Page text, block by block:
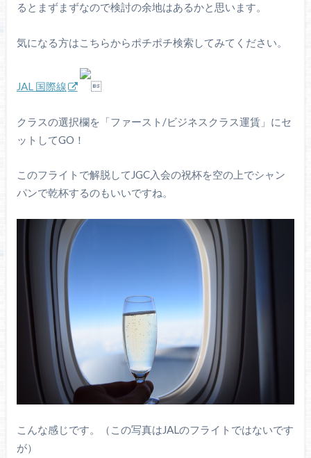
るとまずまずなので検討の余地はあるかと思います。
気になる方はこちらからポチポチ検索してみてください。
JAL 国際線 
クラスの選択欄を「ファースト/ビジネスクラス運賃」にセ
ットしてGO！
このフライトで解脱してJGC入会の祝杯を空の上でシャン
パンで乾杯するのもいいですね。
こんな感じです。（この写真はJALのフライトではないです
が）